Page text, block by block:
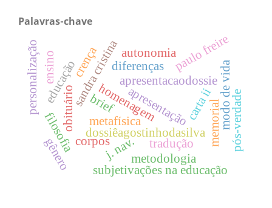
Palavras-chave
apresentação
dossiêagostinhodasilva
apresentacaodossie
tradução
brief
j. nav.
carta ii
sandra cristina
obituário homenagem memorial
diferenças
corpos
subjetivações na educação
filosofia metafísica modo de vida
paulo freire
educação
personalização
pós-verdade
crença
metodologia
gênero
autonomia
ensino